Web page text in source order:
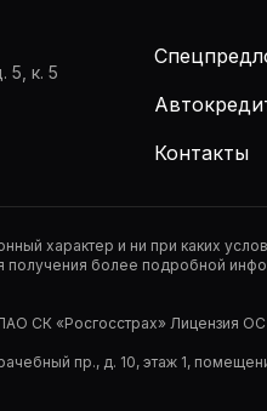
5, к. 5
Контакты
характер и ни при каких
более подробной
СК «Росгосстрах» Лицензия
пр., д. 10, этаж 1,